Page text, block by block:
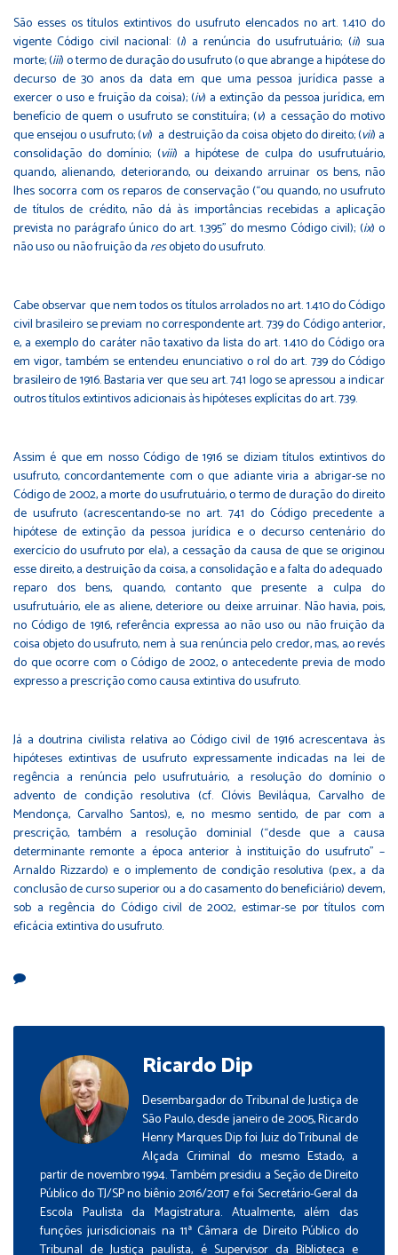
São esses os títulos extintivos do usufruto elencados no art. 1.410 do
vigente Código civil nacional: (i) a renúncia do usufrutuário; (ii) sua
morte; (iii) o termo de duração do usufruto (o que abrange a hipótese do
decurso de 30 anos da data em que uma pessoa jurídica passe a
exercer o uso e fruição da coisa); (iv) a extinção da pessoa jurídica, em
benefício de quem o usufruto se constituíra; (v) a cessação do motivo
que ensejou o usufruto; (vi) a destruição da coisa objeto do direito; (vii) a
consolidação do domínio; (viii) a hipótese de culpa do usufrutuário,
quando, alienando, deteriorando, ou deixando arruinar os bens, não
lhes socorra com os reparos de conservação (“ou quando, no usufruto
de títulos de crédito, não dá às importâncias recebidas a aplicação
prevista no parágrafo único do art. 1.395” do mesmo Código civil); (ix) o
não uso ou não fruição da resobjeto do usufruto.
Cabe observar que nem todos os títulos arrolados no art. 1.410 do Código
civil brasileiro se previam no correspondente art. 739 do Código anterior,
e, a exemplo do caráter não taxativo da lista do art. 1.410 do Código ora
em vigor, também se entendeu enunciativo o rol do art. 739 do Código
brasileiro de 1916. Bastaria ver que seu art. 741 logo se apressou a indicar
outros títulos extintivos adicionais às hipóteses explícitas do art. 739.
Assim é que em nosso Código de 1916 se diziam títulos extintivos do
usufruto, concordantemente com o que adiante viria a abrigar-se no
Código de 2002, a morte do usufrutuário, o termo de duração do direito
de usufruto (acrescentando-se no art. 741 do Código precedente a
hipótese de extinção da pessoa jurídica e o decurso centenário do
exercício do usufruto por ela), a cessação da causa de que se originou
esse direito, a destruição da coisa, a consolidação e a falta do adequado
reparo dos bens, quando, contanto que presente a culpa do
usufrutuário, ele as aliene, deteriore ou deixe arruinar. Não havia, pois,
no Código de 1916, referência expressa ao não uso ou não fruição da
coisa objeto do usufruto, nem à sua renúncia pelo credor, mas, ao revés
do que ocorre com o Código de 2002, o antecedente previa de modo
expresso a prescrição como causa extintiva do usufruto.
Já a doutrina civilista relativa ao Código civil de 1916 acrescentava às
hipóteses extintivas de usufruto expressamente indicadas na lei de
regência a renúncia pelo usufrutuário, a resolução do domínio o
advento de condição resolutiva (cf. Clóvis Beviláqua, Carvalho de
Mendonça, Carvalho Santos), e, no mesmo sentido, de par com a
prescrição, também a resolução dominial (“desde que a causa
determinante remonte a época anterior à instituição do usufruto” –
Arnaldo Rizzardo) e o implemento de condição resolutiva (p.ex., a da
conclusão de curso superior ou a do casamento do beneficiário) devem,
sob a regência do Código civil de 2002, estimar-se por títulos com
eficácia extintiva do usufruto.
Ricardo Dip
Desembargador do Tribunal de Justiça de
São Paulo, desde janeiro de 2005, Ricardo
Henry Marques Dip foi Juiz do Tribunal de
Alçada Criminal do mesmo Estado, a
partir de novembro 1994. Também presidiu a Seção de Direito
Público do TJ/SP no biênio 2016/2017 e foi Secretário-Geral da
Escola Paulista da Magistratura. Atualmente, além das
funções jurisdicionais na 11ª Câmara de Direito Público do
Tribunal de Justiça paulista, é Supervisor da Biblioteca e